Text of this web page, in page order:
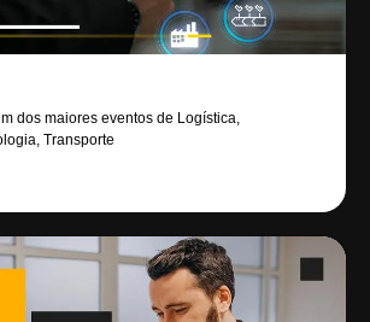
dos maiores eventos de Logística,
Transporte